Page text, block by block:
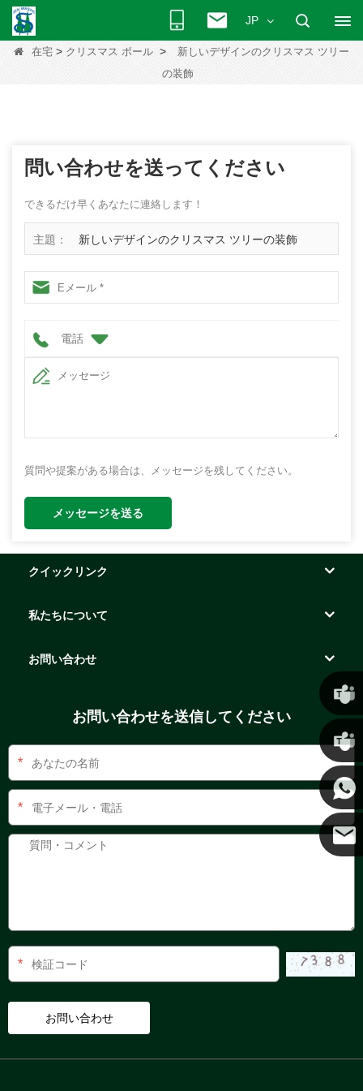
JP
在宅 > クリスマス ボール >
新しいデザインのクリスマス ツリー
の装飾
問い合わせを送ってください
できるだけ早くあなたに連絡します！
主題： 新しいデザインのクリスマス ツリーの装飾
電話
質問や提案がある場合は、メッセージを残してください。
メッセージを送る
クイックリンク
私たちについて
お問い合わせ
お問い合わせを送信してください
*
*
*
クリス
ケニー